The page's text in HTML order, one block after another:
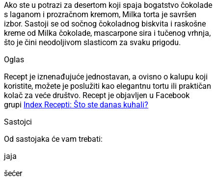
Ako ste u potrazi za desertom koji spaja bogatstvo čokolade
s laganom i prozračnom kremom, Milka torta je savršen
izbor. Sastoji se od sočnog čokoladnog biskvita i raskošne
kreme od Milka čokolade, mascarpone sira i tučenog vrhnja,
što je čini neodoljivom slasticom za svaku prigodu.
Oglas
Recept je iznenađujuće jednostavan, a ovisno o kalupu koji
koristite, možete je poslužiti kao elegantnu tortu ili praktičan
kolač za veće društvo. Recept je objavljen u Facebook
grupi Index Recepti: Što ste danas kuhali?
Sastojci
Od sastojaka će vam trebati:
jaja
šećer